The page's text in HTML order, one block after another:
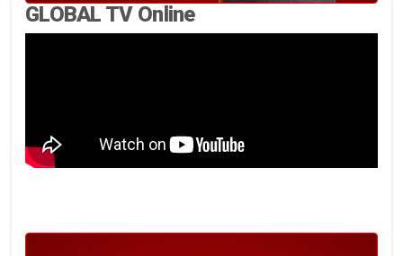
GLOBAL TV Online